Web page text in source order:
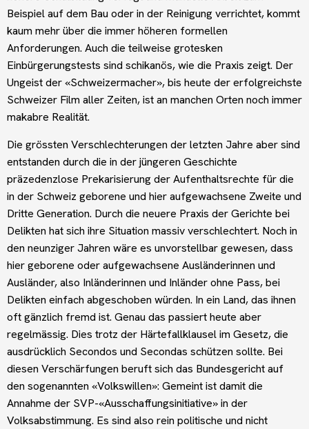
Beispiel auf dem Bau oder in der Reinigung verrichtet, kommt
kaum mehr über die immer höheren formellen
Anforderungen. Auch die teilweise grotesken
Einbürgerungstests sind schikanös, wie die Praxis zeigt. Der
Ungeist der «Schweizermacher», bis heute der erfolgreichste
Schweizer Film aller Zeiten, ist an manchen Orten noch immer
makabre Realität.
Die grössten Verschlechterungen der letzten Jahre aber sind
entstanden durch die in der jüngeren Geschichte
präzedenzlose Prekarisierung der Aufenthaltsrechte für die
in der Schweiz geborene und hier aufgewachsene Zweite und
Dritte Generation. Durch die neuere Praxis der Gerichte bei
Delikten hat sich ihre Situation massiv verschlechtert. Noch in
den neunziger Jahren wäre es unvorstellbar gewesen, dass
hier geborene oder aufgewachsene Ausländerinnen und
Ausländer, also Inländerinnen und Inländer ohne Pass, bei
Delikten einfach abgeschoben würden. In ein Land, das ihnen
oft gänzlich fremd ist. Genau das passiert heute aber
regelmässig. Dies trotz der Härtefallklausel im Gesetz, die
ausdrücklich Secondos und Secondas schützen sollte. Bei
diesen Verschärfungen beruft sich das Bundesgericht auf
den sogenannten «Volkswillen»: Gemeint ist damit die
Annahme der SVP-«Ausschaffungsinitiative» in der
Volksabstimmung. Es sind also rein politische und nicht